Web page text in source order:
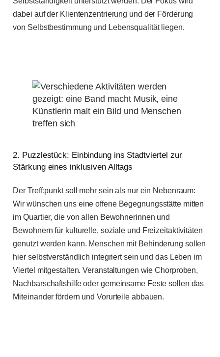
dabei auf der Klientenzentrierung und der Förderung
von Selbstbestimmung und Lebensqualität liegen.
2. Puzzlestück: Einbindung ins Stadtviertel zur
Stärkung eines inklusiven Alltags
Der Treff:punkt soll mehr sein als nur ein Nebenraum:
Wir wünschen uns eine offene Begegnungsstätte mitten
im Quartier, die von allen Bewohnerinnen und
Bewohnern für kulturelle, soziale und Freizeitaktivitäten
genutzt werden kann. Menschen mit Behinderung sollen
hier selbstverständlich integriert sein und das Leben im
Viertel mitgestalten. Veranstaltungen wie Chorproben,
Nachbarschaftshilfe oder gemeinsame Feste sollen das
Miteinander fördern und Vorurteile abbauen.